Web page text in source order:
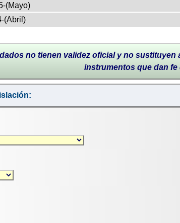
(Mayo)
(Abril)
no tienen validez oficial y no
instrumentos que dan